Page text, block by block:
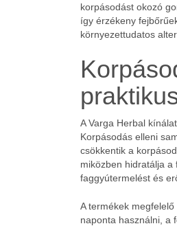
korpásodást okozó
így érzékeny
környezettudatos
A Varga Herbal
Korpásodás elleni
csökkentik a
miközben hidratálja a
faggyútermelést és
A termékek
naponta használni, a